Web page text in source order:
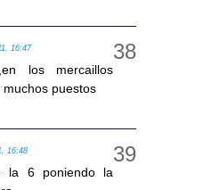
16:47
los mercaillos
puestos
16:48
la 6 poniendo la